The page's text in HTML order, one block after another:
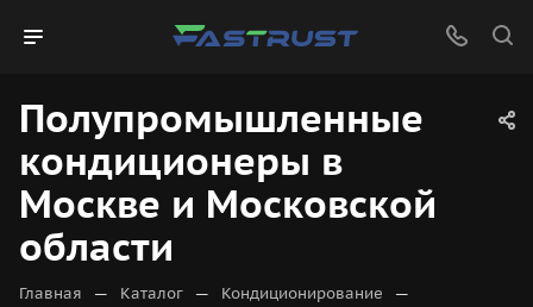
Полупромышленные
кондиционеры в
Москве и Московской
области
Главная — Каталог — Кондиционирование —